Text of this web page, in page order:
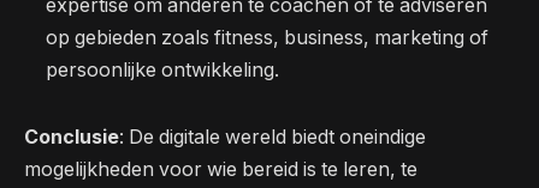
expertise om anderen te coachen of te adviseren
op gebieden zoals fitness, business, marketing of
persoonlijke ontwikkeling.
Conclusie: De digitale wereld biedt oneindige
mogelijkheden voor wie bereid is te leren, te